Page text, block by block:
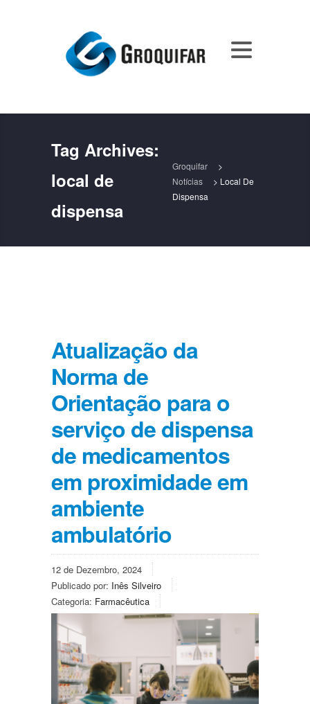
Tag Archives:
local de
dispensa
Groquifar
>
Notícias
> Local De
Dispensa
Atualização da
Norma de
Orientação para o
serviço de dispensa
de medicamentos
em proximidade em
ambiente
ambulatório
12 de Dezembro, 2024
Publicado por: Inês Silveiro
Categoria: Farmacêutica